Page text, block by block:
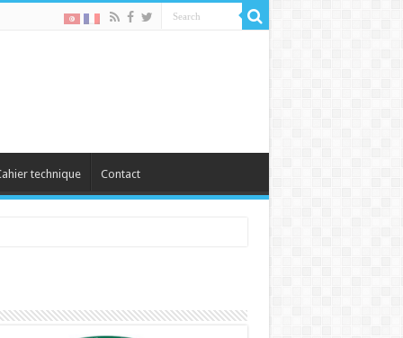
technique Contact